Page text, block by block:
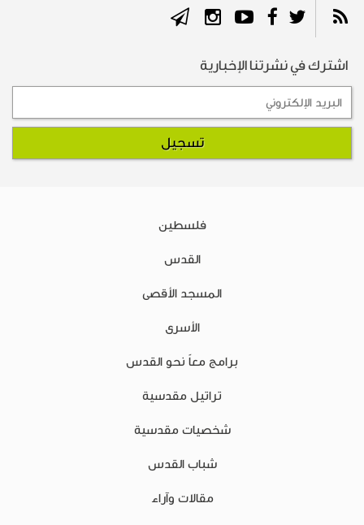
اشترك في نشرتنا الإخبارية
فلسطين
القدس
المسجد الأقصى
الأسرى
برامج معاً نحو القدس
تراتيل مقدسية
شخصيات مقدسية
شباب القدس
مقالات وآراء